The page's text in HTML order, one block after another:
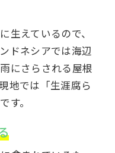
生えているので、
ドネシアでは海辺
にさらされる屋根
地では「生涯腐ら
す。